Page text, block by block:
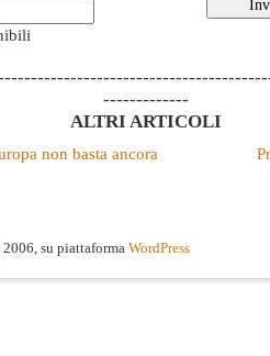
-------------
ALTRI ARTICOLI
non basta ancora
2006, su piattaforma WordPress